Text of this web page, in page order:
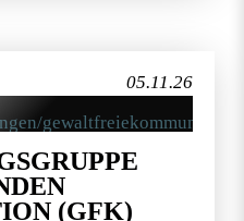
05.11.26
(GFK)